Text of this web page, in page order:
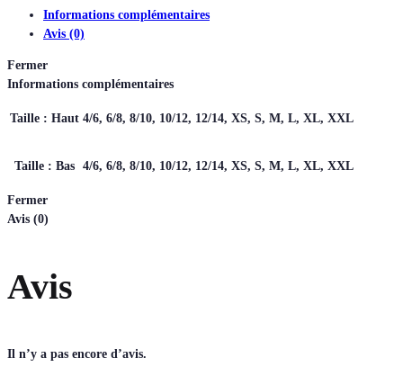
Informations complémentaires
Avis (0)
Fermer
Informations complémentaires
Taille : Haut 4/6, 6/8, 8/10, 10/12, 12/14, XS, S, M, L, XL, XXL
Taille : Bas 4/6, 6/8, 8/10, 10/12, 12/14, XS, S, M, L, XL, XXL
Fermer
Avis (0)
Avis
Il n’y a pas encore d’avis.